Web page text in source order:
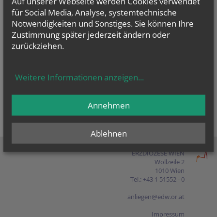
Presse
Shop
ERZDIÖZESE WIEN
Wollzeile 2
1010 Wien
Tel.: +43 1 51552 - 0
anliegen@edw.or.at
Impressum
für Social Media, Analyse, systemtechnische
Notwendigkeiten und Sonstiges. Sie können Ihre
Zustimmung später jederzeit ändern oder
zurückziehen.
Weitere Informationen anzeigen...
Ablehnen
Annehmen